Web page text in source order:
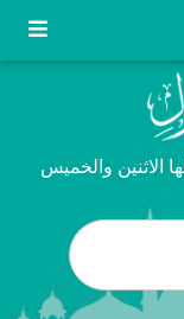
الاثنين والخميس